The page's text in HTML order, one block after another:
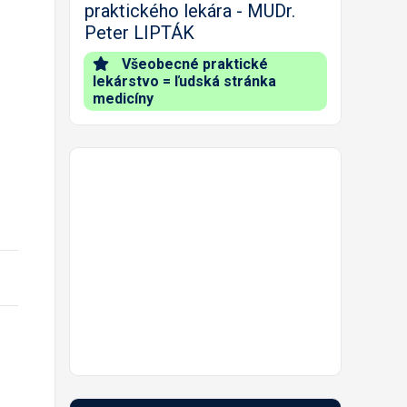
praktického lekára - MUDr.
Peter LIPTÁK
Všeobecné praktické
lekárstvo = ľudská stránka
medicíny